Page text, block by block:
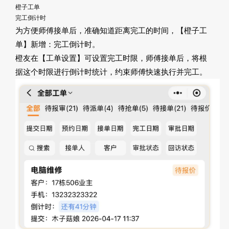
橙子工单
完工倒计时
为方便师傅接单后，准确知道距离完工的时间，【橙子工
单】新增：完工倒计时。
橙友在【工单设置】可设置完工时限，师傅接单后，将根
据这个时限进行倒计时统计，约束师傅快速执行并完工。